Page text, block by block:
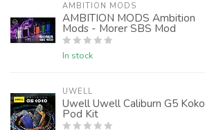
AMBITION MODS
AMBITION MODS Ambition
Mods - Morer SBS Mod
In stock
UWELL
Uwell Uwell Caliburn G5 Koko
Pod Kit